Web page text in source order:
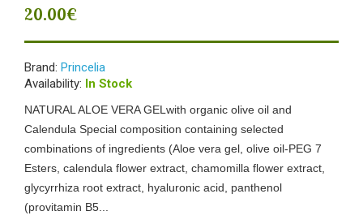
20.00€
Brand: Princelia
Availability: In Stock
NATURAL ALOE VERA GELwith organic olive oil and
Calendula Special composition containing selected
combinations of ingredients (Aloe vera gel, olive oil-PEG 7
Esters, calendula flower extract, chamomilla flower extract,
glycyrrhiza root extract, hyaluronic acid, panthenol
(provitamin B5...